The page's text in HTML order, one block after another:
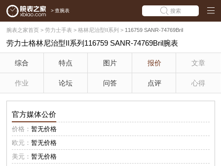
> 查腕表 搜索
腕表之家首页 > 劳力士手表 > 格林尼治型II系列 > 116759 SANR-74769Bril
劳力士格林尼治型II系列116759 SANR-74769Bril腕表
综合 特点 图片 报价 文章
作业 论坛 问答 点评 心得
官方媒体公价
价格： 暂无价格
欧元： 暂无价格
美元： 暂无价格